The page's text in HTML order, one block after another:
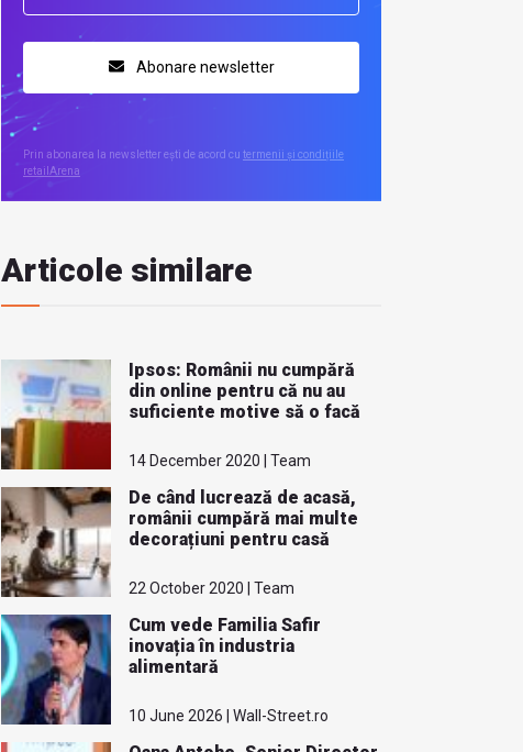
Abonare newsletter
Prin abonarea la newsletter ești de acord cu termenii și condițiile
retailArena
Articole similare
Ipsos: Românii nu cumpără
din online pentru că nu au
suficiente motive să o facă
14 December 2020 | Team
De când lucrează de acasă,
românii cumpără mai multe
decorațiuni pentru casă
22 October 2020 | Team
Cum vede Familia Safir
inovația în industria
alimentară
10 June 2026 | Wall-Street.ro